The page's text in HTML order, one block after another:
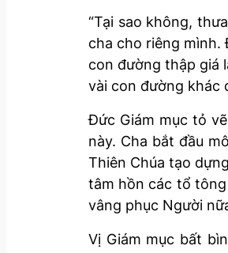
“Tại sao không,
cha cho riêng mình.
con đường thập giá
vài con đường khác
Đức Giám mục tỏ
này. Cha bắt đầu
Thiên Chúa tạo
tâm hồn các tổ
vâng phục Người
Vị Giám mục bất